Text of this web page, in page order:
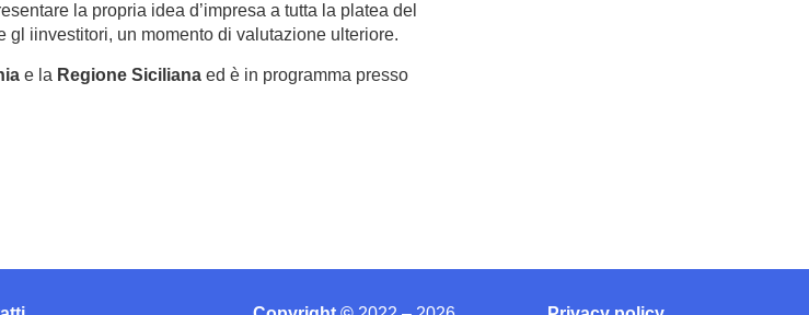
la propria idea d’impresa a tutta la platea del
iinvestitori, un momento di valutazione ulteriore.
a e la Regione Siciliana ed è in programma presso